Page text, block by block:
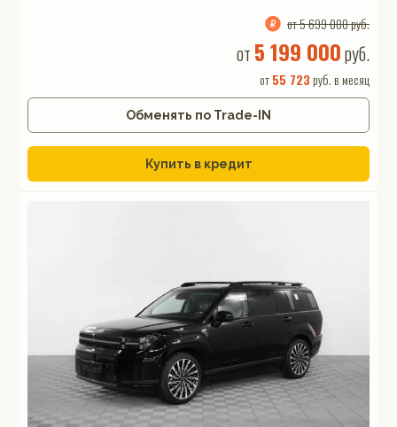
от 5 699 000 руб.
от 5 199 000руб.
от55 723 руб. в месяц
Обменять по Trade-IN
Купить в кредит